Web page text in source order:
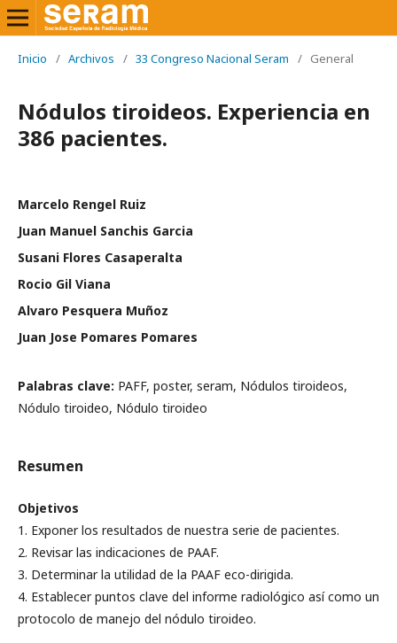
Inicio / Archivos / 33 Congreso Nacional Seram / General
Nódulos tiroideos. Experiencia en
386 pacientes.
Marcelo Rengel Ruiz
Juan Manuel Sanchis Garcia
Susani Flores Casaperalta
Rocio Gil Viana
Alvaro Pesquera Muñoz
Juan Jose Pomares Pomares
Palabras clave: PAFF, poster, seram, Nódulos tiroideos,
Nódulo tiroideo, Nódulo tiroideo
Resumen
Objetivos
1. Exponer los resultados de nuestra serie de pacientes.
2. Revisar las indicaciones de PAAF.
3. Determinar la utilidad de la PAAF eco-dirigida.
4. Establecer puntos clave del informe radiológico así como un
protocolo de manejo del nódulo tiroideo.